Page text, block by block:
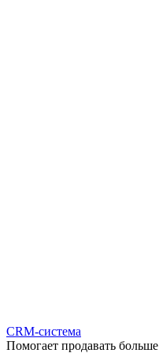
CRM-система
Помогает продавать больше